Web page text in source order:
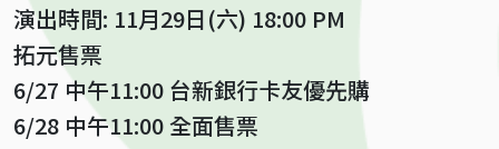
演出時間: 11月29日(六) 18:00 PM
拓元售票
6/27 中午11:00 台新銀行卡友優先購
6/28 中午11:00 全面售票